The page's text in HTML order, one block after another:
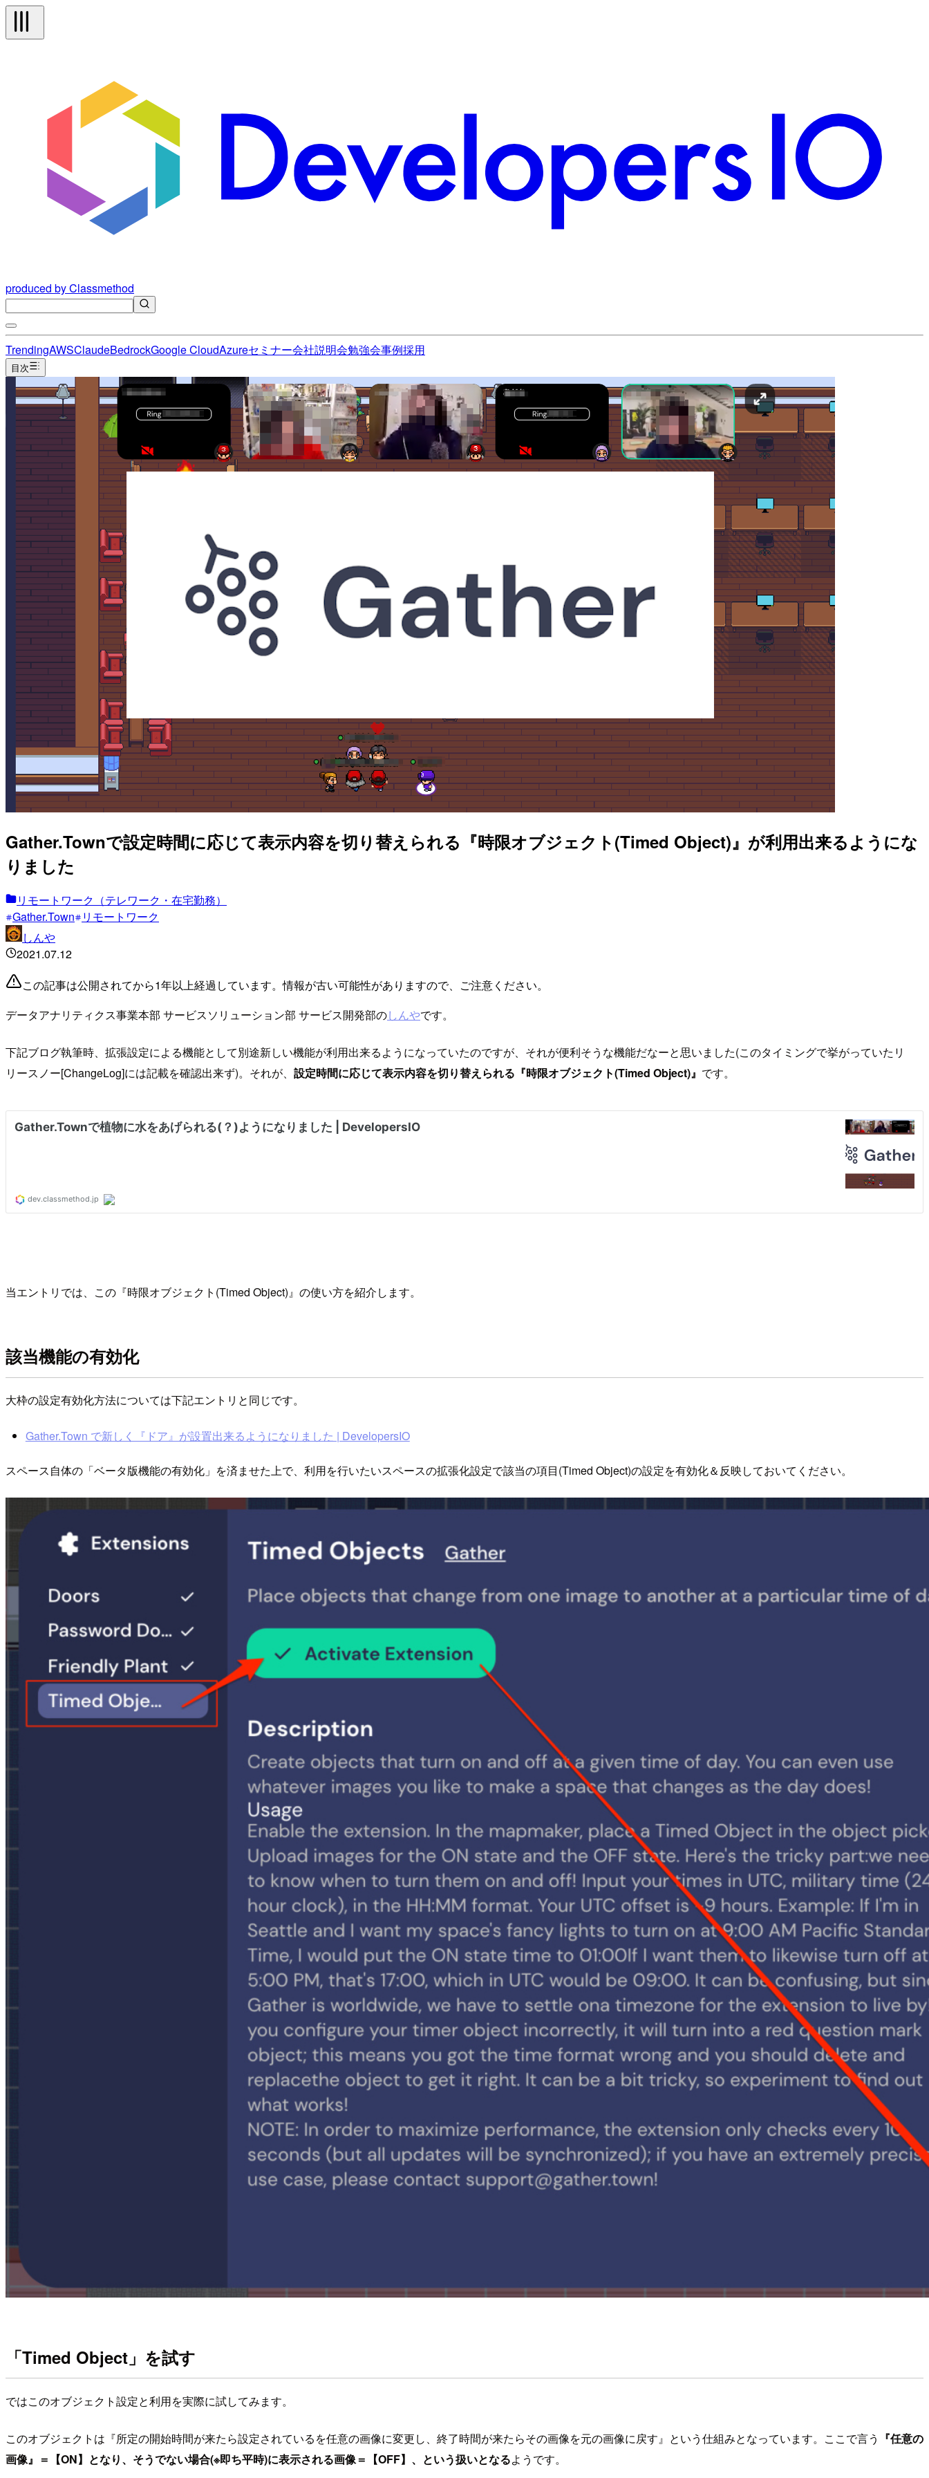
produced by Classmethod
TrendingAWSClaudeBedrockGoogle CloudAzureセミナー会社説明会勉強会事例採用
目次
Gather.Townで設定時間に応じて表示内容を切り替えられる『時限オブジェクト(Timed Object)』が利用出来るようにな
りました
リモートワーク（テレワーク・在宅勤務）
Gather.Town
リモートワーク
しんや
2021.07.12
この記事は公開されてから1年以上経過しています。情報が古い可能性がありますので、ご注意ください。
データアナリティクス事業本部 サービスソリューション部 サービス開発部のしんやです。
下記ブログ執筆時、拡張設定による機能として別途新しい機能が利用出来るようになっていたのですが、それが便利そうな機能だなーと思いました(このタイミングで挙がっていたリ
リースノー[ChangeLog]には記載を確認出来ず)。それが、 設定時間に応じて表示内容を切り替えられる『時限オブジェクト(Timed Object)』 です。
当エントリでは、この『時限オブジェクト(Timed Object)』の使い方を紹介します。
該当機能の有効化
大枠の設定有効化方法については下記エントリと同じです。
Gather.Town で新しく『ドア』が設置出来るようになりました | DevelopersIO
スペース自体の「ベータ版機能の有効化」を済ませた上で、利用を行いたいスペースの拡張化設定で該当の項目(Timed Object)の設定を有効化＆反映しておいてください。
「Timed Object」を試す
ではこのオブジェクト設定と利用を実際に試してみます。
このオブジェクトは『所定の開始時間が来たら設定されているを任意の画像に変更し、終了時間が来たらその画像を元の画像に戻す』という仕組みとなっています。ここで言う 『任意の
画像』＝【ON】となり、そうでない場合(※即ち平時)に表示される画像＝【OFF】、という扱いとなるようです。